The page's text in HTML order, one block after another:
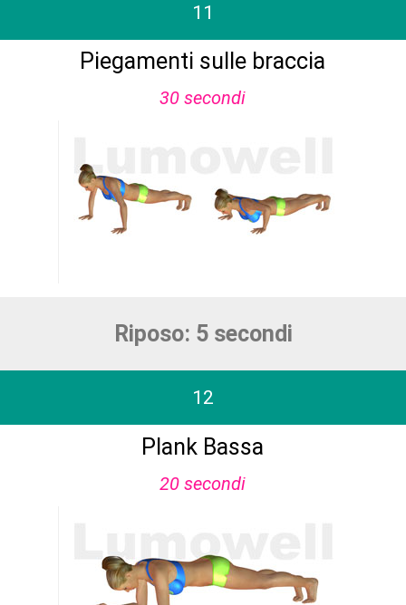
11
Piegamenti sulle braccia
30 secondi
Riposo: 5 secondi
12
Plank Bassa
20 secondi